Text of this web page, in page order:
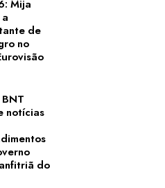
Mija
de
no
notícias
do